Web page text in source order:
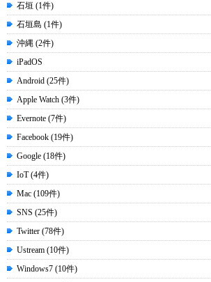
石垣 (1件)
石垣島 (1件)
沖縄 (2件)
iPadOS
Android (25件)
Apple Watch (3件)
Evernote (7件)
Facebook (19件)
Google (18件)
IoT (4件)
Mac (109件)
SNS (25件)
Twitter (78件)
Ustream (10件)
Windows7 (10件)